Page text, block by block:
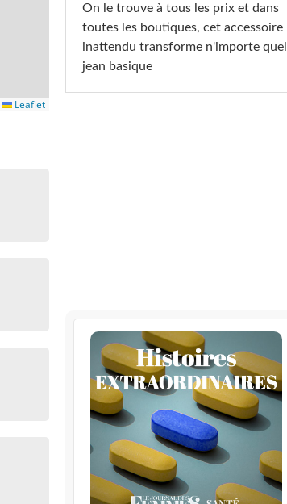
Leaflet
On le trouve à tous les prix et dans
toutes les boutiques, cet accessoire
inattendu transforme n'importe quel
jean basique